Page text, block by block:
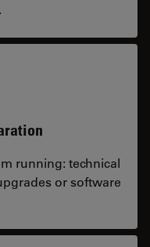
running: technical
or software